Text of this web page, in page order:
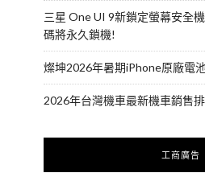
三星 One UI 9新鎖定螢幕安全
碼將永久鎖機!
燦坤2026年暑期iPhone原廠電
2026年台灣機車最新機車銷售
工商廣告